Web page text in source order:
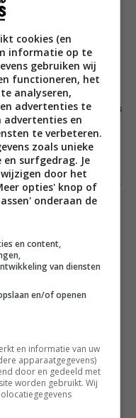
en
en zet het blik in
koelen.
de chocolade bark los
en bewaar in de
Lees hier alles over
Overdag
recepten
cookies (en
informatie op te
gebruiken wij
functioneren, het
analyseren,
advertenties te
en
te verbeteren.
zoals unieke
en surfgedrag. Je
door het
opties' knop of
onderaan de
en content,
van diensten
en/of openen
en informatie van uw
apparaatgegevens)
door en gedeeld met
worden gebruikt. Wij